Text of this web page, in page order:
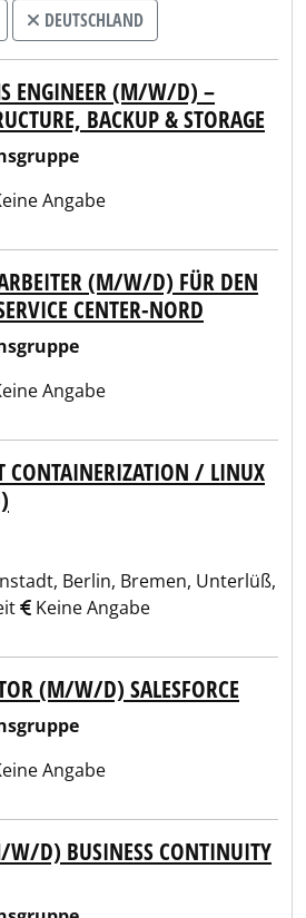
DEUTSCHLAND
ENGINEER (M/W/D) –
BACKUP & STORAGE
Angabe
(M/W/D) FÜR DEN
CENTER-NORD
Angabe
CONTAINERIZATION / LINUX
Berlin, Bremen, Unterlüß,
Keine Angabe
(M/W/D) SALESFORCE
Angabe
W/D) BUSINESS CONTINUITY